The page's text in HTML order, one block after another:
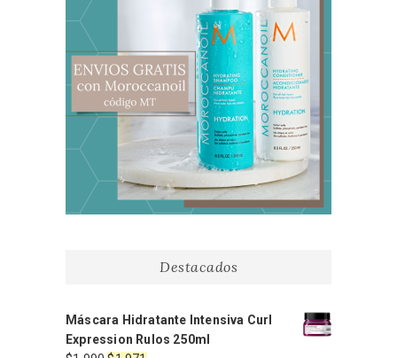
Destacados
Máscara Hidratante Intensiva Curl
Expression Rulos 250ml